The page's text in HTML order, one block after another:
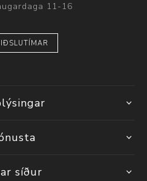
11-16
síður